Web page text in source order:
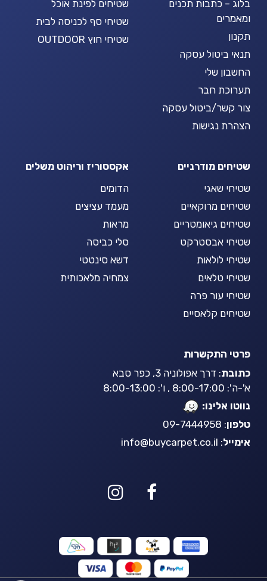
בלוג – כתבות תכנים
ומאמרים
תקנון
תנאי ביטול עסקה
החשבון שלי
תערוכת חבר
צור קשר/ביטול עסקה
הצהרת נגישות
שטיחים לפינת אוכל
שטיחי סף לכניסה לבית
שטיחי חוץ OUTDOOR
שטיחים מודרניים
שטיחי שאגי
שטיחים מרוקאיים
שטיחים גיאומטריים
שטיחי אבסטרקט
שטיחי לולאות
שטיחי טלאים
שטיחי עור פרה
שטיחים קלאסיים
אקססוריז וריהוט משלים
הדומים
מעמד עציצים
מראות
סלי כביסה
דשא סינטטי
צמחיה מלאכותית
פרטי התקשרות
כתובת: דרך אפולוניה 3, כפר סבא
א'-ה': 8:00-17:00 , ו': 8:00-13:00
נווטו אלינו:
טלפון: 09-7444958
אימייל:
info@buycarpet.co.il